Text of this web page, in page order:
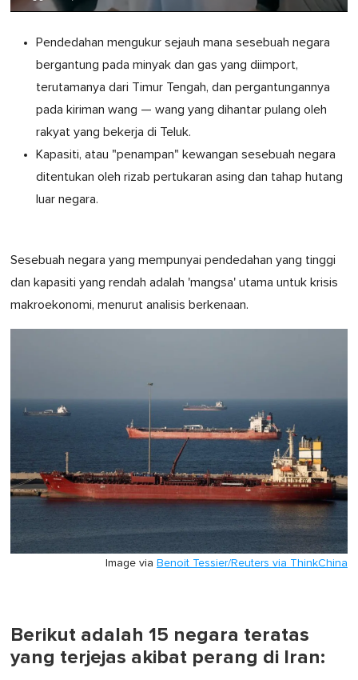
Pendedahan mengukur sejauh mana sesebuah negara
bergantung pada minyak dan gas yang diimport,
terutamanya dari Timur Tengah, dan pergantungannya
pada kiriman wang — wang yang dihantar pulang oleh
rakyat yang bekerja di Teluk.
Kapasiti, atau "penampan" kewangan sesebuah negara
ditentukan oleh rizab pertukaran asing dan tahap hutang
luar negara.
Sesebuah negara yang mempunyai pendedahan yang tinggi
dan kapasiti yang rendah adalah 'mangsa' utama untuk krisis
makroekonomi, menurut analisis berkenaan.
Image via Benoit Tessier/Reuters via ThinkChina
Berikut adalah 15 negara teratas
yang terjejas akibat perang di Iran: